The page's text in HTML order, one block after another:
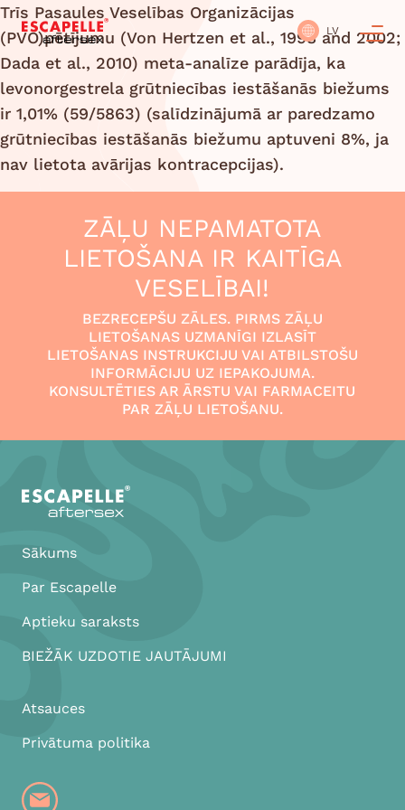
LV
Trīs Pasaules Veselības Organizācijas
(PVO)pētījumu (Von Hertzen et al., 1998 and 2002;
Dada et al., 2010) meta-analīze parādīja, ka
levonorgestrela grūtniecības iestāšanās biežums
ir 1,01% (59/5863) (salīdzinājumā ar paredzamo
grūtniecības iestāšanās biežumu aptuveni 8%, ja
nav lietota avārijas kontracepcijas).
ZĀĻU NEPAMATOTA
LIETOŠANA IR KAITĪGA
VESELĪBAI!
BEZRECEPŠU ZĀLES. PIRMS ZĀĻU
LIETOŠANAS UZMANĪGI IZLASĪT
LIETOŠANAS INSTRUKCIJU VAI ATBILSTOŠU
INFORMĀCIJU UZ IEPAKOJUMA.
KONSULTĒTIES AR ĀRSTU VAI FARMACEITU
PAR ZĀĻU LIETOŠANU.
Sākums
Par Escapelle
Aptieku saraksts
BIEŽĀK UZDOTIE JAUTĀJUMI
Atsauces
Privātuma politika